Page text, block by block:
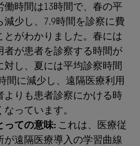
働時間は13時間で、春の平
減少し、7.9時間を診察に費
とがわかりました。春には
者が患者を診察する時間が
対し、夏には平均診察時間
間に減少し、遠隔医療利用
よりも患者診察にかける時
っています。
っての意味: これは、医療従
が遠隔医療導入の学習曲線